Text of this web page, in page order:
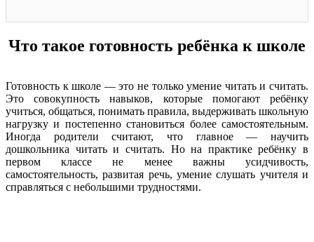
Что такое готовность ребёнка к школе
Готовность к школе — это не только умение читать и считать.
Это совокупность навыков, которые помогают ребёнку
учиться, общаться, понимать правила, выдерживать школьную
нагрузку и постепенно становиться более самостоятельным.
Иногда родители считают, что главное — научить
дошкольника читать и считать. Но на практике ребёнку в
первом классе не менее важны усидчивость,
самостоятельность, развитая речь, умение слушать учителя и
справляться с небольшими трудностями.